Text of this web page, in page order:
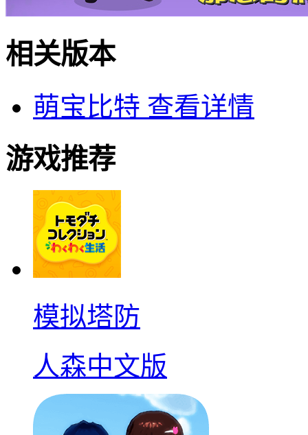
相关版本
萌宝比特 查看详情
游戏推荐
模拟塔防
人森中文版